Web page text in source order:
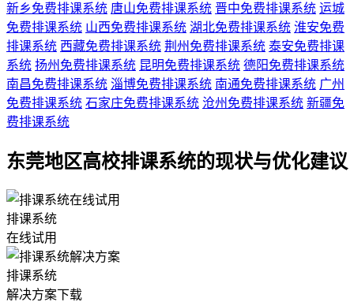
新乡免费排课系统 唐山免费排课系统 晋中免费排课系统 运城
免费排课系统 山西免费排课系统 湖北免费排课系统 淮安免费
排课系统 西藏免费排课系统 荆州免费排课系统 泰安免费排课
系统 扬州免费排课系统 昆明免费排课系统 德阳免费排课系统
南昌免费排课系统 淄博免费排课系统 南通免费排课系统 广州
免费排课系统 石家庄免费排课系统 沧州免费排课系统 新疆免
费排课系统
东莞地区高校排课系统的现状与优化建议
排课系统
在线试用
排课系统
解决方案下载